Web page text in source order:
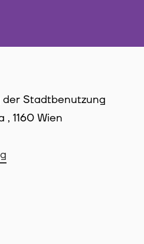
der Stadtbenutzung
, 1160 Wien